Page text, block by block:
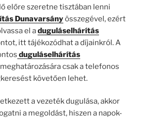
előre szeretne tisztában lenni
Dunavarsányösszegével, ezért
el aduguláselhárítás
itt tájékozódhat a díjainkról. A
duguláselhárítás
meghatározására csak a telefonos
követően lehet.
a vezeték dugulása, akkor
a megoldást, hiszen a napok-